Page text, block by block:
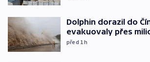
Dolphin dorazil do
evakuovaly přes
před 1h